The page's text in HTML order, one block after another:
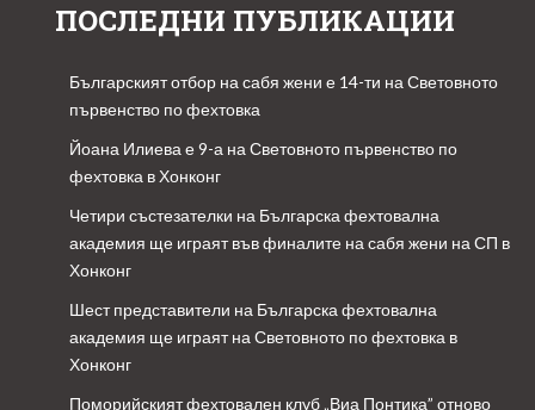
ПОСЛЕДНИ ПУБЛИКАЦИИ
Българският отбор на сабя жени е 14-ти на Световното
първенство по фехтовка
Йоана Илиева е 9-а на Световното първенство по
фехтовка в Хонконг
Четири състезателки на Българска фехтовална
академия ще играят във финалите на сабя жени на СП в
Хонконг
Шест представители на Българска фехтовална
академия ще играят на Световното по фехтовка в
Хонконг
Поморийският фехтовален клуб „Виа Понтика” отново